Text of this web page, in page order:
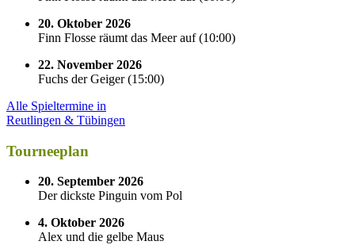
20. Oktober 2026
Finn Flosse räumt das Meer auf(10:00)
22. November 2026
Fuchs der Geiger(15:00)
Alle Spieltermine in
Reutlingen & Tübingen
Tourneeplan
20. September 2026
Der dickste Pinguin vom Pol
4. Oktober 2026
Alex und die gelbe Maus